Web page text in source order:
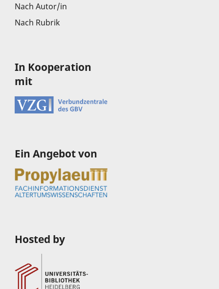
Nach Autor/in
Nach Rubrik
In Kooperation
mit
Ein Angebot von
Hosted by